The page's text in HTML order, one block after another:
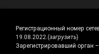
Регистрационный номер
19.08.2022.(загрузить)
Зарегистрировавший орган